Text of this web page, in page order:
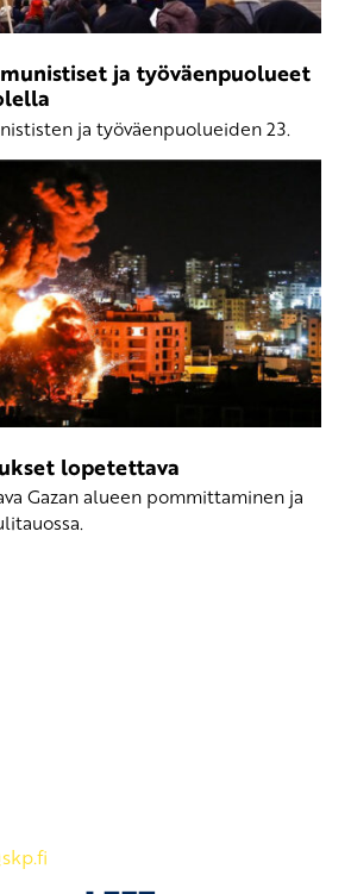
ja työväenpuolueet
ja työväenpuolueiden 23.
lopetettava
Gazan alueen pommittaminen ja